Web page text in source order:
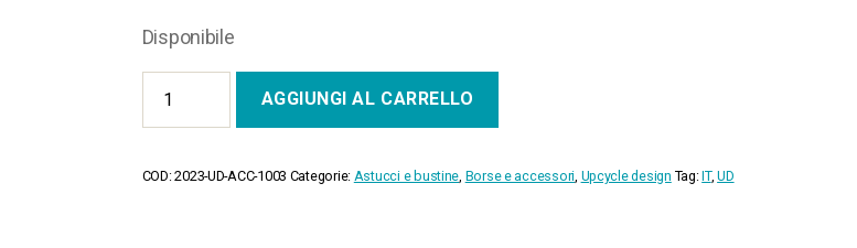
Disponibile
piccolo
quantità
AGGIUNGI AL CARRELLO
COD:2023-UD-ACC-1003 Categorie: Astucci e bustine, Borse e accessori, Upcycle design Tag:IT,UD